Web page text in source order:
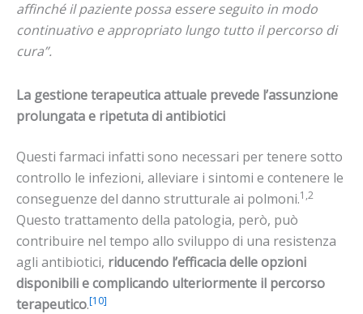
affinché il paziente possa essere seguito in modo
continuativo e appropriato lungo tutto il percorso di
cura”.
La gestione terapeutica attuale prevede l’assunzione
prolungata e ripetuta di antibiotici
Questi farmaci infatti sono necessari per tenere sotto
controllo le infezioni, alleviare i sintomi e contenere le
conseguenze del danno strutturale ai polmoni.1,2
Questo trattamento della patologia, però, può
contribuire nel tempo allo sviluppo di una resistenza
agli antibiotici, riducendo l’efficacia delle opzioni
disponibili e complicando ulteriormente il percorso
terapeutico.[10]